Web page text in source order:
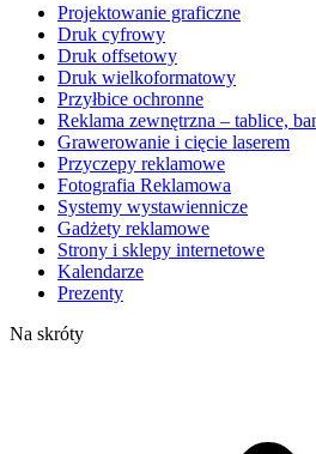
Projektowanie graficzne
Druk cyfrowy
Druk offsetowy
Druk wielkoformatowy
Przyłbice ochronne
Reklama zewnętrzna – tablice,
Grawerowanie i cięcie laserem
Przyczepy reklamowe
Fotografia Reklamowa
Systemy wystawiennicze
Gadżety reklamowe
Strony i sklepy internetowe
Kalendarze
Prezenty
Na skróty